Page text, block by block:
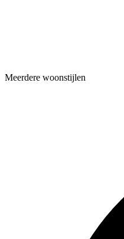
Meerdere woonstijlen